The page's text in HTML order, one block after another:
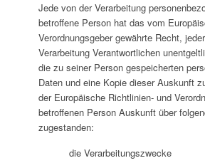
Jede von der Verarbeitung
betroffene Person hat das vom
Verordnungsgeber gewährte Recht,
Verarbeitung Verantwortlichen
die zu seiner Person gespeicherten
Daten und eine Kopie dieser Auskunft
der Europäische Richtlinien- und
betroffenen Person Auskunft über
zugestanden:
die Verarbeitungszwecke